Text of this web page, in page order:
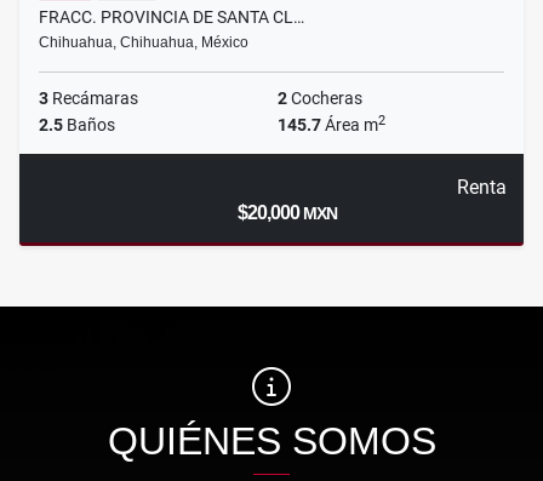
FRACC. PROVINCIA DE SANTA CL…
Chihuahua, Chihuahua, México
3 Recámaras 2Cocheras
2.5 Baños 145.7Área m2
Renta
$20,000MXN
QUIÉNES SOMOS